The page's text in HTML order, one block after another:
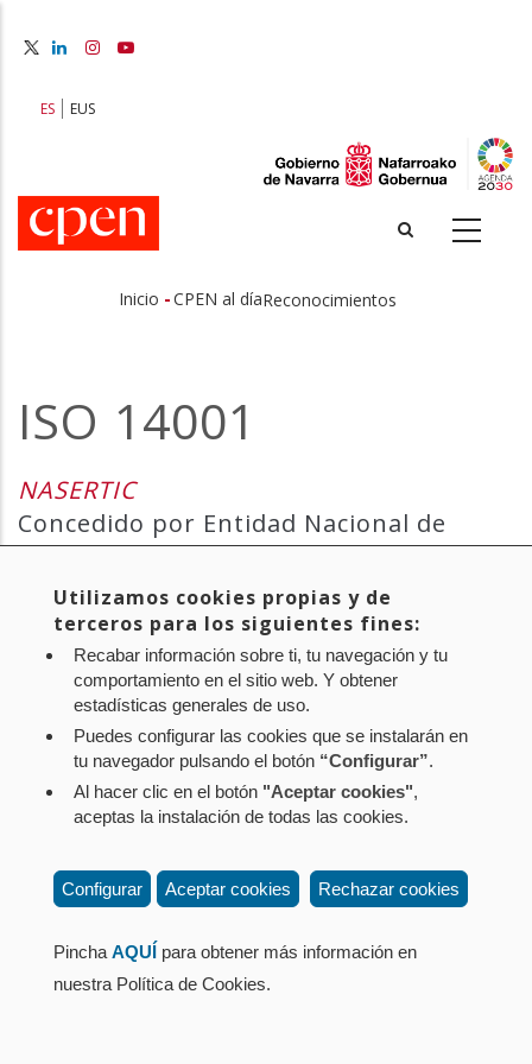
principal
ES EUS
de
ayuda
a
navegación
Inicio -CPEN al díaReconocimientos
ISO 14001
NASERTIC
Concedido por Entidad Nacional de
Acreditación (ENAC)
Reconocimiento al sistema de gestión ambiental.
Aviso legal Política de privacidad
Política de cookies
Mapa web
Configuración de cookies
Pamplona (Navarra) Tel.: 848 42 08 72
Utilizamos cookies propias y de
terceros para los siguientes fines:
Recabar información sobre ti, tu navegación y tu
comportamiento en el sitio web. Y obtener
estadísticas generales de uso.
Puedes configurar las cookies que se instalarán en
tu navegador pulsando el botón “Configurar”.
Al hacer clic en el botón "Aceptar cookies",
aceptas la instalación de todas las cookies.
Configurar Aceptar cookies Rechazar cookies
Pincha AQUÍ para obtener más información en
nuestra Política de Cookies.